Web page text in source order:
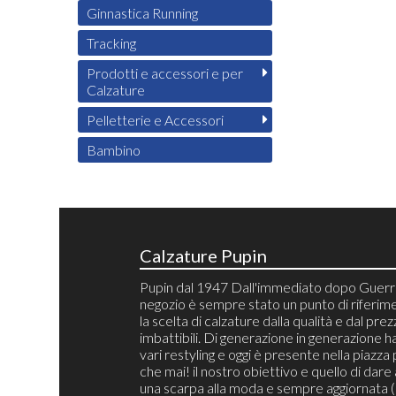
Ginnastica Running
Tracking
Prodotti e accessori e per
Calzature
Pelletterie e Accessori
Bambino
Calzature Pupin
Pupin dal 1947 Dall'immediato dopo
negozio è sempre stato un punto di
la scelta di calzature dalla qualità e dal
imbattibili. Di generazione in generazione
vari restyling e oggi è presente nella piazza
che mai! il nostro obiettivo e quello di dare
una scarpa alla moda e sempre aggiornata